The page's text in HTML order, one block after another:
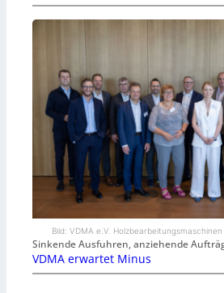
Bild: VDMA e.V. Holzbearbeitungsmaschinen
Sinkende Ausfuhren, anziehende
VDMA erwartet Minus